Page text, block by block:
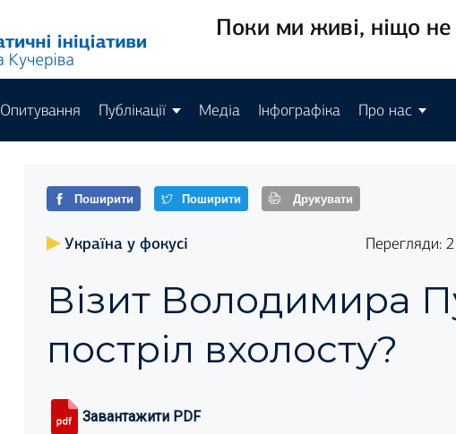
Поки ми живі, ніщо
Опитування Публікації Медіа Інфографіка Про нас
Поширити Поширити Друкувати
Україна у фокусі Перегляди:
Візит Володимира
постріл вхолосту?
Завантажити PDF